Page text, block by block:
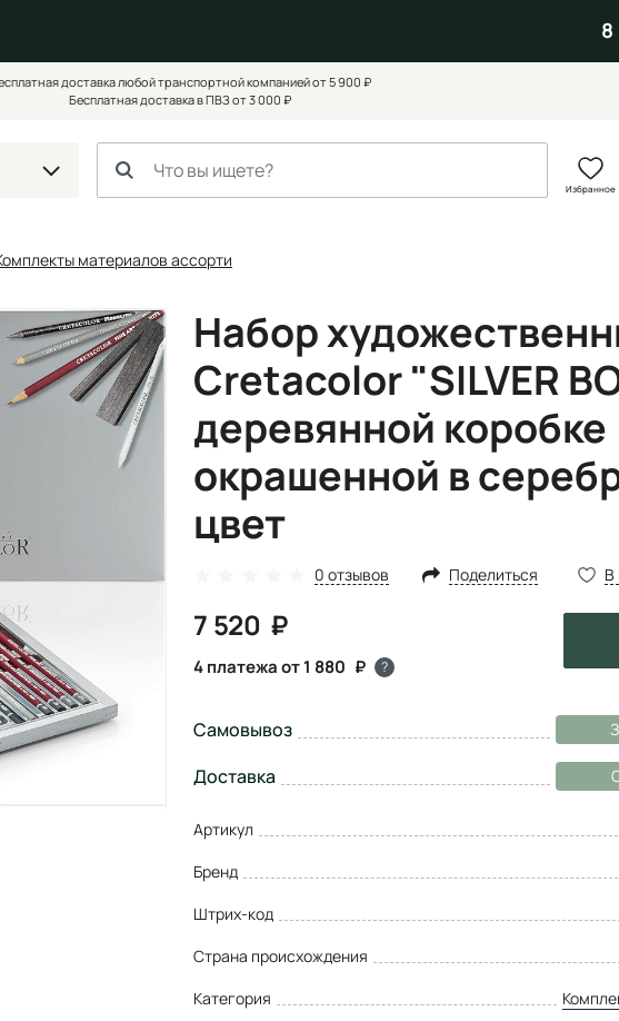
8
доставка любой транспортной компанией от 5 900 ₽
Бесплатная доставка в ПВЗ от 3 000 ₽
Избранное
материалов ассорти
Набор
Cretacolor "SILVER
деревянной коробке
окрашенной в
цвет
0 отзывов Поделиться В
7 520
4 платежа от 1 880 ?
Самовывоз
Доставка
Артикул
Бренд
Штрих-код
Страна происхождения
Категория